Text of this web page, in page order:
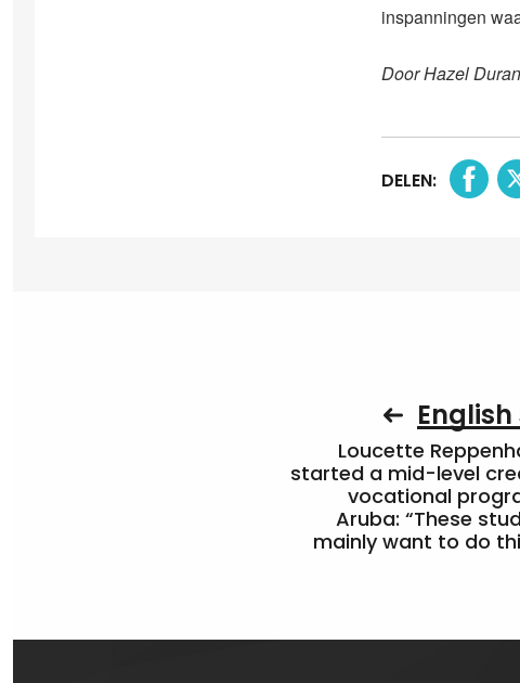
inspanningen
Door Hazel
DELEN:
Loucette
started a mid-level
vocational
Aruba: “These
mainly want to do